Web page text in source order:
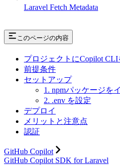
Laravel Fetch Metadata
このページの内容
プロジェクトにCopilot CLI
前提条件
セットアップ
1. npmパッケージを
2. .env を設定
デプロイ
メリットと注意点
認証
GitHub Copilot
GitHub Copilot SDK for Laravel